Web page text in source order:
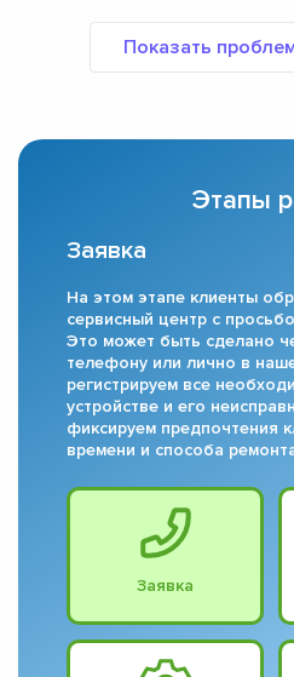
Этапы
Заявка
На этом этапе клиенты
сервисный центр с
Это может быть сделано
телефону или лично в
регистрируем все
устройстве и его
фиксируем предпочтения
времени и способа
Заявка